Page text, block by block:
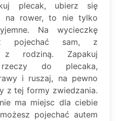
plecak, ubierz się
na rower, to nie tylko
Na wycieczkę
pojechać sam, z
z rodziną. Zapakuj
rzeczy do plecaka,
i ruszaj, na pewno
z tej formy zwiedzania.
ma miejsc dla ciebie
pojechać autem